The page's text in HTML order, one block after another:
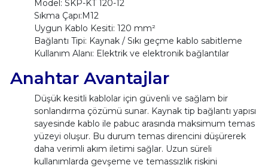
Model: SKP-KT 120-12
Sıkma Çapı:M12
Uygun Kablo Kesiti: 120 mm²
Bağlantı Tipi: Kaynak / Sıkı geçme kablo sabitleme
Kullanım Alanı: Elektrik ve elektronik bağlantılar
Anahtar Avantajlar
Düşük kesitli kablolar için güvenli ve sağlam bir
sonlandırma çözümü sunar. Kaynak tip bağlantı yapısı
sayesinde kablo ile pabuc arasında maksimum temas
yüzeyi oluşur. Bu durum temas direncini düşürerek
daha verimli akım iletimi sağlar. Uzun süreli
kullanımlarda gevşeme ve temassızlık riskini